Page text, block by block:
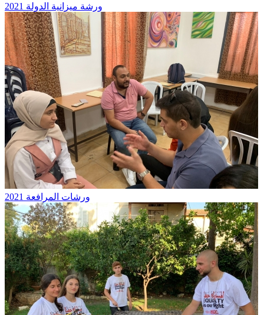
ورشة ميزانية الدولة 2021
ورشات المرافعة 2021